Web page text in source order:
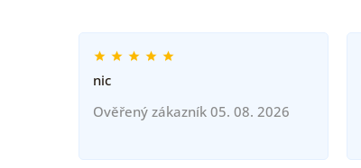
nic
Ověřený zákazník 05. 08. 2026